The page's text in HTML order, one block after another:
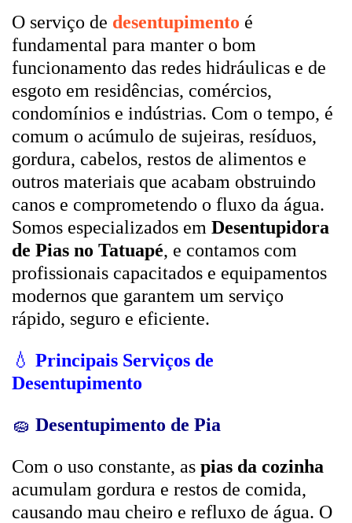
O serviço de desentupimento é
fundamental para manter o bom
funcionamento das redes hidráulicas e de
esgoto em residências, comércios,
condomínios e indústrias. Com o tempo, é
comum o acúmulo de sujeiras, resíduos,
gordura, cabelos, restos de alimentos e
outros materiais que acabam obstruindo
canos e comprometendo o fluxo da água.
Somos especializados em Desentupidora
de Pias no Tatuapé, e contamos com
profissionais capacitados e equipamentos
modernos que garantem um serviço
rápido, seguro e eficiente.
💧 Principais Serviços de
Desentupimento
🧽 Desentupimento de Pia
Com o uso constante, as pias da cozinha
acumulam gordura e restos de comida,
causando mau cheiro e refluxo de água. O